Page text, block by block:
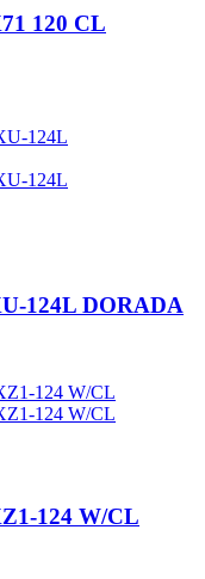
120 CL
124L DORADA
124 W/CL